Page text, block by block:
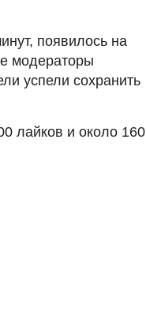
появилось на
модераторы
успели сохранить
лайков и около 160